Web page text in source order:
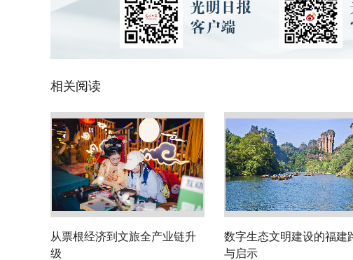
相关阅读
从票根经济到文旅全产业链升
级
数字生态文明建设的福建
与启示